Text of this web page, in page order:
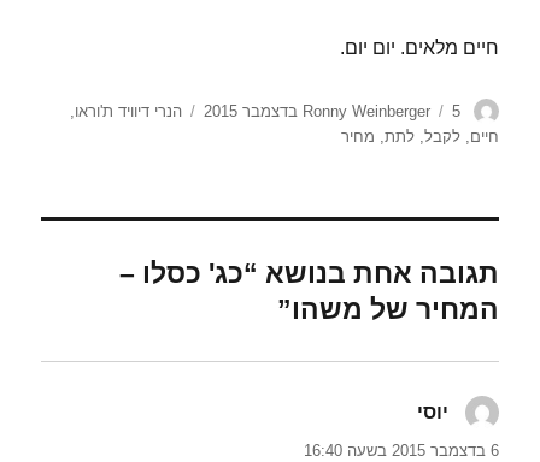
חיים מלאים. יום יום.
מחברRonny Weinberger
פורסם
בתאריך
5 בדצמבר 2015 תגיות
הנרי דיוויד ת'וראו,
חיים,לקבל,לתת, מחיר
תגובה אחת בנושא “כג' כסלו –
המחיר של משהו”
יוסי
6 בדצמבר 2015 בשעה 16:40